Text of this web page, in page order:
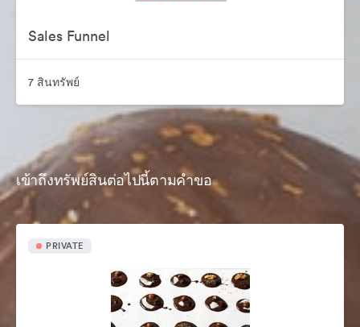
Sales Funnel
7 สินทรัพย์
เข้าถึงทรัพย์สินต่อไปนี้ตามคำขอ
PRIVATE